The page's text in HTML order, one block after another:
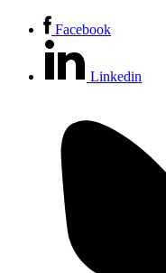
det gick inte riktigt att
ordinarie verksamhet
och personalen på
stött på under den här
sig i projekten och i
efter de här erfarenheterna.
Julia Pennlert:
pandemin bakom oss.
en fråga kring just det
bibliotekarierna som ni
de bibliotekarierna som
sätt kommit i kontakt
kunskapen eller
som arbetar med barn
genomför läsfrämjande
Facebook
Linkedin